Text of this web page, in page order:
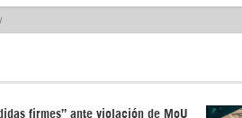
firmes” ante violación de MoU